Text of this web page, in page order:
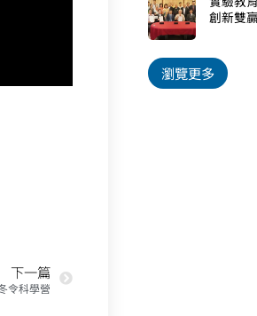
下一篇
令科學營
創新雙
瀏覽更多